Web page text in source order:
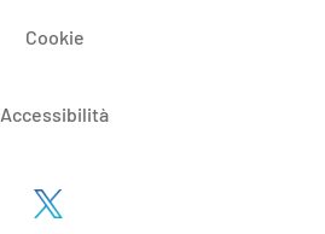
Cookie
Accessibilità